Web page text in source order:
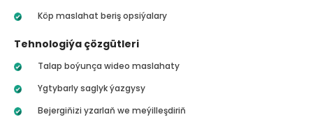
Köp maslahat beriş opsiýalary
Tehnologiýa çözgütleri
Talap boýunça wideo maslahaty
Ygtybarly saglyk ýazgysy
Bejergiňizi yzarlaň we meýilleşdiriň